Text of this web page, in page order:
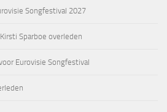
Songfestival 2027
Sparboe overleden
Eurovisie Songfestival